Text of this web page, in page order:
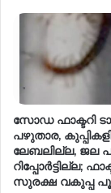
സോഡ ഫാക്ടറി
പഴുതാര,
ലേബലില്ല, ജല
റിപ്പോർട്ടില്ല;
സുരക്ഷ വകുപ്പ